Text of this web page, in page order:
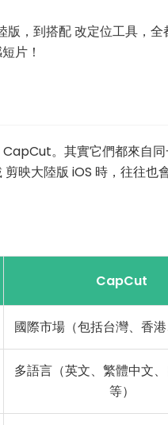
，到搭配 改定位工具，全
片！
CapCut。其實它們都來自
映大陸版 iOS 時，往往也
CapCut
國際市場（包括台灣、香港
多語言（英文、繁體中文
等）